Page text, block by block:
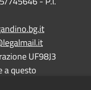
UF98J3
a questo